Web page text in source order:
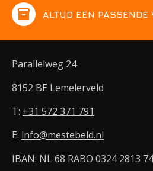
inventory ALTIJD EEN PASSENDE
Parallelweg 24
8152 BE Lemelerveld
T: +31 572 371 791
E: info@mestebeld.nl
IBAN: NL 68 RABO 0324 2813 74